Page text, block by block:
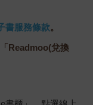
書服務條款。
Readmoo(兌換